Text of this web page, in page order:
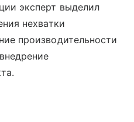
эксперт выделил
нехватки
производительности